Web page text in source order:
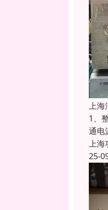
上海
1、
通电
上海
25-